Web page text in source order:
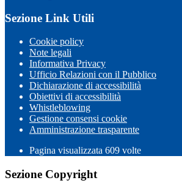
Sezione Link Utili
Cookie policy
Note legali
Informativa Privacy
Ufficio Relazioni con il Pubblico
Dichiarazione di accessibilità
Obiettivi di accessibilità
Whistleblowing
Gestione consensi cookie
Amministrazione trasparente
Pagina visualizzata 609 volte
Sezione Copyright